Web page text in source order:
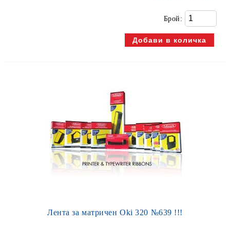
Брой:
Лента за матричен Oki 320 №639 !!!